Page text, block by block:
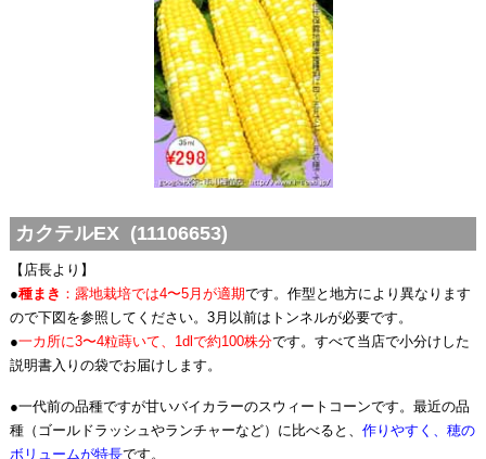
カクテルEX (11106653)
【店長より】
●種まき ：露地栽培では4〜5月が適期です。作型と地方により異なります
ので下図を参照してください。3月以前はトンネルが必要です。
●一カ所に3〜4粒蒔いて、1dlで約100株分です。すべて当店で小分けした
説明書入りの袋でお届けします。
●一代前の品種ですが甘いバイカラーのスウィートコーンです。最近の品
種（ゴールドラッシュやランチャーなど）に比べると、 作りやすく、穂の
ボリュームが特長です。